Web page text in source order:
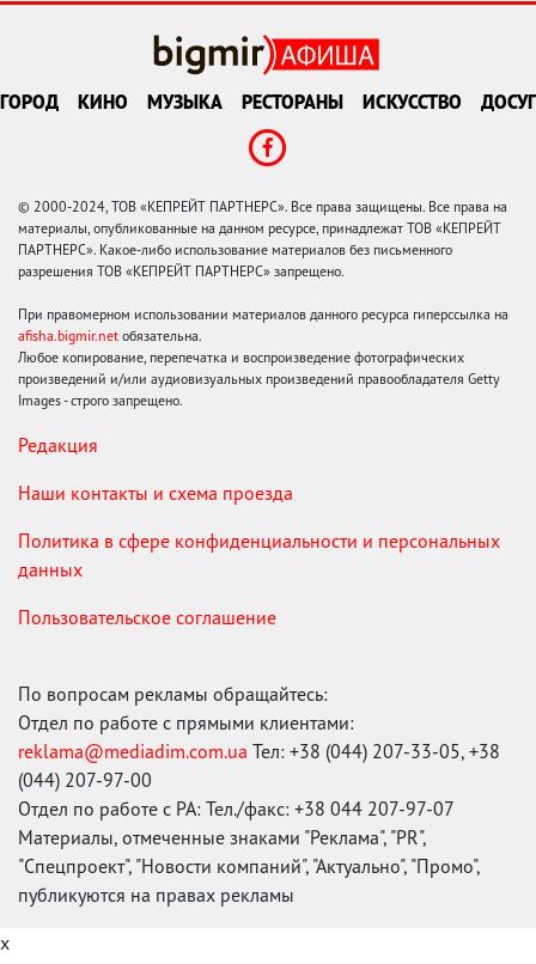
ГОРОД КИНО МУЗЫКА РЕСТОРАНЫ ИСКУССТВО ДОСУГ
© 2000-2024, ТОВ «КЕПРЕЙТ ПАРТНЕРС». Все права защищены. Все права на
материалы, опубликованные на данном ресурсе, принадлежат ТОВ «КЕПРЕЙТ
ПАРТНЕРС». Какое-либо использование материалов без письменного
разрешения ТОВ «КЕПРЕЙТ ПАРТНЕРС» запрещено.
При правомерном использовании материалов данного ресурса гиперссылка на
afisha.bigmir.net обязательна.
Любое копирование, перепечатка и воспроизведение фотографических
произведений и/или аудиовизуальных произведений правообладателя Getty
Images - строго запрещено.
Редакция
Наши контакты и схема проезда
Политика в сфере конфиденциальности и персональных
данных
Пользовательское соглашение
По вопросам рекламы обращайтесь:
Отдел по работе с прямыми клиентами:
reklama@mediadim.com.ua Тел: +38 (044) 207-33-05, +38
(044) 207-97-00
Отдел по работе с РА: Тел./факс: +38 044 207-97-07
Материалы, отмеченные знаками "Реклама", "PR",
"Спецпроект", "Новости компаний", "Актуально", "Промо",
публикуются на правах рекламы
x